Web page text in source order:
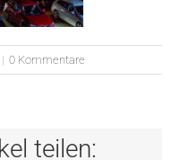
| 0 Kommentare
teilen: